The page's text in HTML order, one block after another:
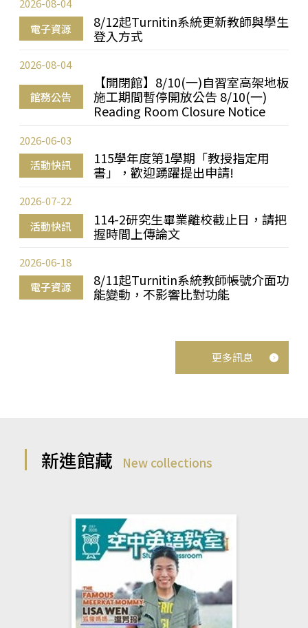
電子資源
8/12起Turnitin系統更新教師與學生
登入方式
2026-08-04
館務公告
【開閉館】8/10(一)自習室高架地板
施工期間暫停開放公告 8/10(一)
Reading Room Closure Notice
2026-08-04
活動快訊
115學年度第1學期「教授指定用
書」，歡迎踴躍提出申請!
2026-06-03
活動快訊
114-2研究生畢業離校截止日，請把
握時間上傳論文
2026-07-22
電子資源
8/11起Turnitin系統教師帳號介面功
能變動，不影響比對功能
2026-06-18
更多訊息
新進館藏 New collections